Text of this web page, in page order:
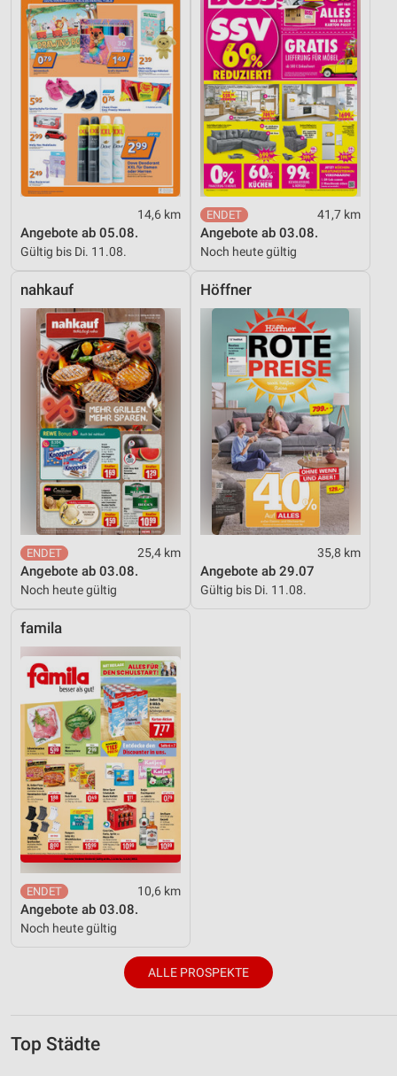
14,6 km
Angebote ab 05.08.
Gültig bis Di. 11.08.
41,7 km
Angebote ab 03.08.
Noch heute gültig
nahkauf
25,4 km
Angebote ab 03.08.
Noch heute gültig
Höffner
35,8 km
Angebote ab 29.07
Gültig bis Di. 11.08.
famila
10,6 km
Angebote ab 03.08.
Noch heute gültig
ALLE PROSPEKTE
Top Städte